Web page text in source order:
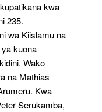
kwa
235.
wa Kiislamu na
kuona
Wako
na Mathias
Kwa
Serukamba,